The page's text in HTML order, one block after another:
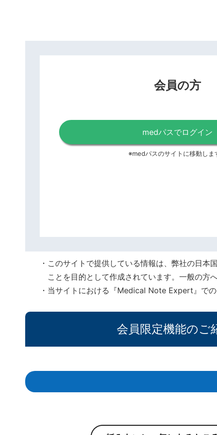
会員の方
medパスでログイン
※medパスのサイトに移動しま
このサイトで提供している情報は、弊社の日本
ことを目的として作成されています。一般の方
当サイトにおける『Medical Note Expert』で
会員限定機能のご